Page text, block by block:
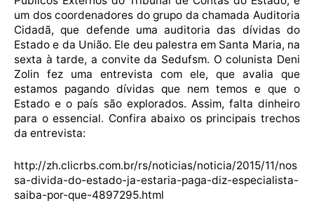
um dos coordenadores do grupo da chamada Auditoria
Cidadã, que defende uma auditoria das dívidas do
Estado e da União. Ele deu palestra em Santa Maria, na
sexta à tarde, a convite da Sedufsm. O colunista Deni
Zolin fez uma entrevista com ele, que avalia que
estamos pagando dívidas que nem temos e que o
Estado e o país são explorados. Assim, falta dinheiro
para o essencial. Confira abaixo os principais trechos
da entrevista:
http://zh.clicrbs.com.br/rs/noticias/noticia/2015/11/nos
sa-divida-do-estado-ja-estaria-paga-diz-especialista-
saiba-por-que-4897295.html